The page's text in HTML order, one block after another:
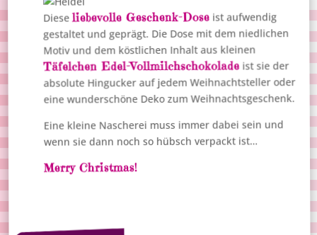
Dieseliebevolle Geschenk-Dose ist aufwendig
gestaltet und geprägt. Die Dose mit dem niedlichen
Motiv und dem köstlichen Inhalt aus kleinen
Täfelchen Edel-Vollmilchschokoladeist sie der
absolute Hingucker auf jedem Weihnachtsteller oder
eine wunderschöne Deko zum Weihnachtsgeschenk.
Eine kleine Nascherei muss immer dabei sein und
wenn sie dann noch so hübsch verpackt ist…
Merry Christmas!